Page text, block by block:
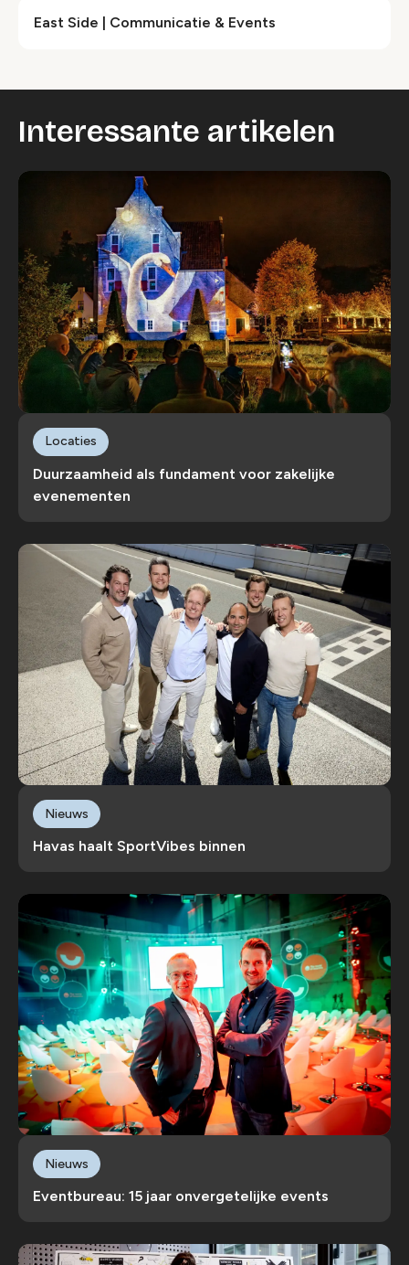
East Side | Communicatie & Events
Interessante artikelen
Duurzaamheid als fundament voor zakelijke
evenementen
Locaties
Havas haalt SportVibes binnen
Nieuws
Eventbureau: 15 jaar onvergetelijke events
Nieuws